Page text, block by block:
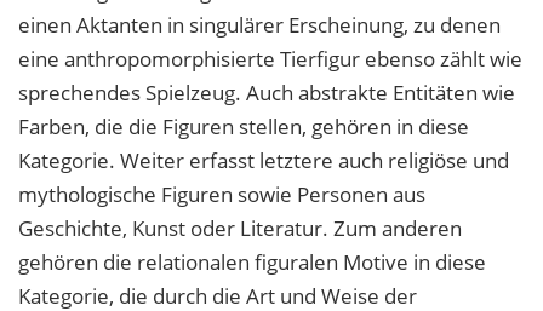
einen Aktanten in singulärer Erscheinung, zu denen
eine anthropomorphisierte Tierfigur ebenso zählt wie
sprechendes Spielzeug. Auch abstrakte Entitäten wie
Farben, die die Figuren stellen, gehören in diese
Kategorie. Weiter erfasst letztere auch religiöse und
mythologische Figuren sowie Personen aus
Geschichte, Kunst oder Literatur. Zum anderen
gehören die relationalen figuralen Motive in diese
Kategorie, die durch die Art und Weise der